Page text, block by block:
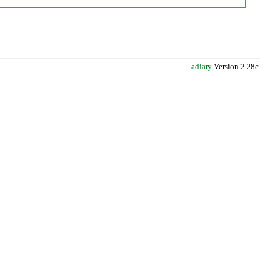
adiary Version 2.28c.